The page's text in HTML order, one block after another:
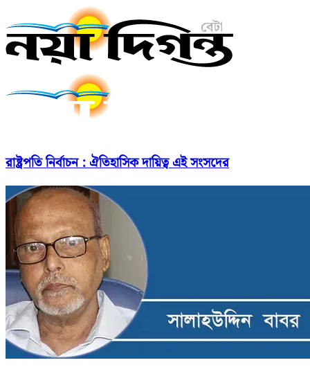
রাষ্ট্রপতি নির্বাচন : ঐতিহাসিক দায়িত্ব এই সংসদের